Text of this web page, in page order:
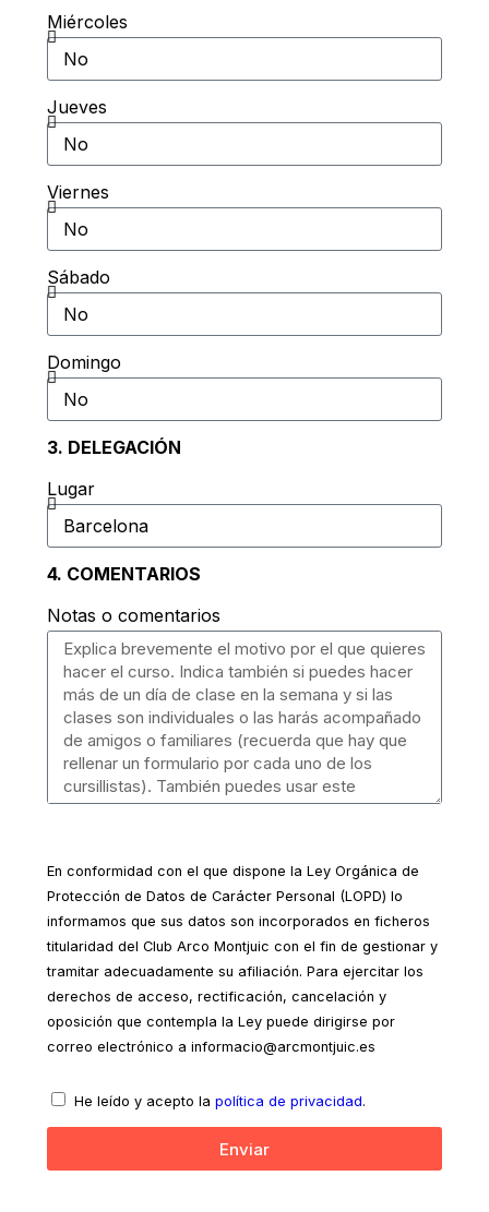
Miércoles
Jueves
Viernes
Sábado
Domingo
3. DELEGACIÓN
Lugar
4. COMENTARIOS
Notas o comentarios
En conformidad con el que dispone la Ley Orgánica de
Protección de Datos de Carácter Personal (LOPD) lo
informamos que sus datos son incorporados en ficheros
titularidad del Club Arco Montjuic con el fin de gestionar y
tramitar adecuadamente su afiliación. Para ejercitar los
derechos de acceso, rectificación, cancelación y
oposición que contempla la Ley puede dirigirse por
correo electrónico a informacio@arcmontjuic.es
He leído y acepto la política de privacidad.
Enviar